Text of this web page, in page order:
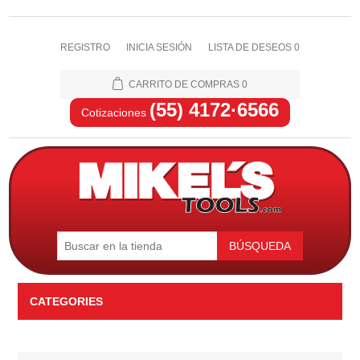
REGISTRO INICIA SESIÓN LISTA DE DESEOS 0
CARRITO DE COMPRAS 0
Cotizaciones (55) 4172·6566
BÚSQUEDA
CATEGORIES